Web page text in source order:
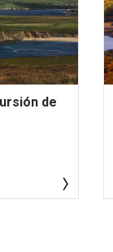
de